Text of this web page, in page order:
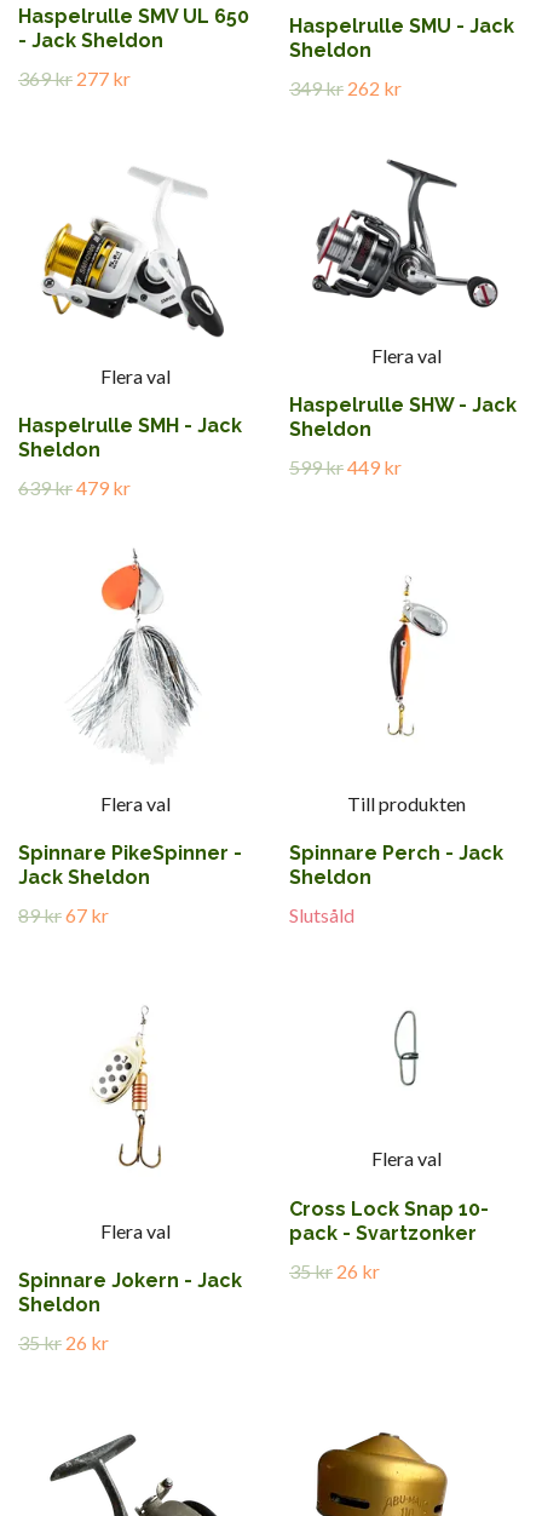
Haspelrulle SMV UL 650
- Jack Sheldon
369 kr 277 kr
Haspelrulle SMU - Jack
Sheldon
349 kr 262 kr
Flera val
Haspelrulle SMH - Jack
Sheldon
639 kr479 kr
Flera val
Haspelrulle SHW - Jack
Sheldon
599 kr449 kr
Flera val
Spinnare PikeSpinner -
Jack Sheldon
89 kr67 kr
Till produkten
Spinnare Perch - Jack
Sheldon
Slutsåld
Flera val
Spinnare Jokern - Jack
Sheldon
35 kr 26 kr
Flera val
Cross Lock Snap 10-
pack - Svartzonker
35 kr 26 kr